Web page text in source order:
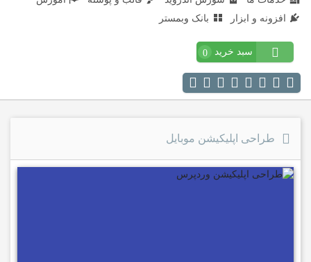
افزونه و ابزار
بانک وبمستر
سبد خرید 0
طراحی اپلیکیشن موبایل